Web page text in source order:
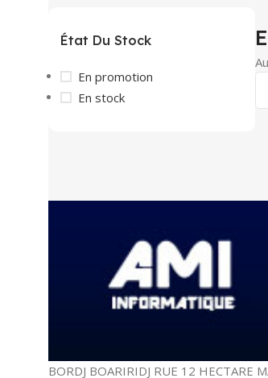
État Du Stock
En promotion
En stock
BORDJ BOARIRIDJ RUE 12 HECTARE